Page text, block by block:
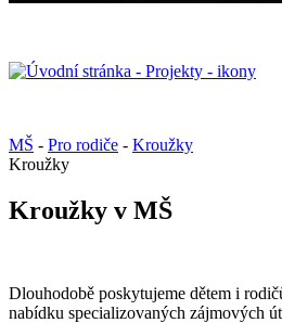
MŠ - Pro rodiče - Kroužky
Kroužky
Kroužky v MŠ
Dlouhodobě poskytujeme dětem i
nabídku specializovaných zájmových